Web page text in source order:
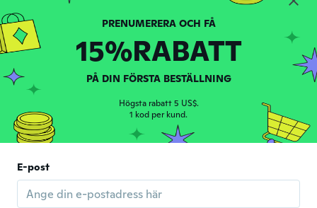
för 6 år sen
A Assad
Gick med 2016 · 3 recensioner
Hi I never received this item please send
missing on delivery it’s not my fault can you
check and please send me my item thanks
E Gick med 2015 · 18 recensioner
Pequeño
PRENUMERERA OCH FÅ
15%RABATT
PÅ DIN FÖRSTA BESTÄLLNING
Högsta rabatt 5 US$.
1 kod per kund.
E-post